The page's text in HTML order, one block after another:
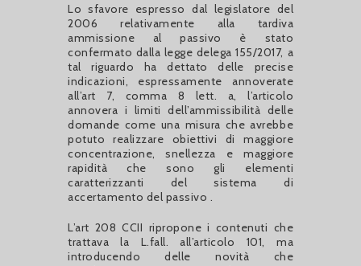
Lo sfavore espresso dal legislatore del
2006 relativamente alla tardiva
ammissione al passivo è stato
confermato dalla legge delega 155/2017, a
tal riguardo ha dettato delle precise
indicazioni, espressamente annoverate
all’art 7, comma 8 lett. a, l’articolo
annovera i limiti dell’ammissibilità delle
domande come una misura che avrebbe
potuto realizzare obiettivi di maggiore
concentrazione, snellezza e maggiore
rapidità che sono gli elementi
caratterizzanti del sistema di
accertamento del passivo .
L’art 208 CCII ripropone i contenuti che
trattava la L.fall. all’articolo 101, ma
introducendo delle novità che